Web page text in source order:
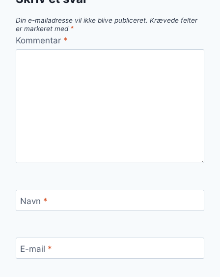
Din e-mailadresse vil ikke blive publiceret. Krævede felter
er markeret med *
Kommentar *
Navn *
E-mail *